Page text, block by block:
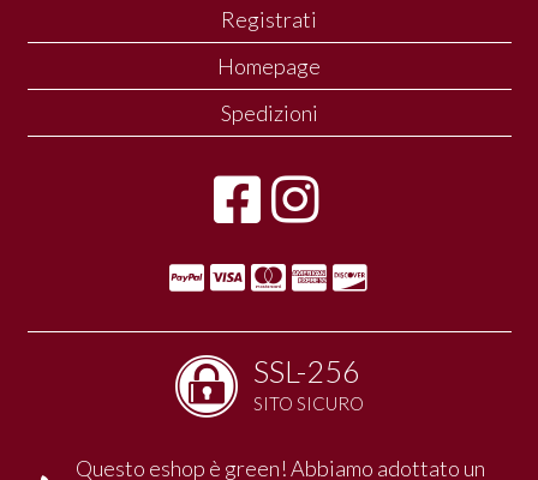
Registrati
Homepage
Spedizioni
SSL-256
SITO SICURO
Questo eshop è green! Abbiamo adottato un